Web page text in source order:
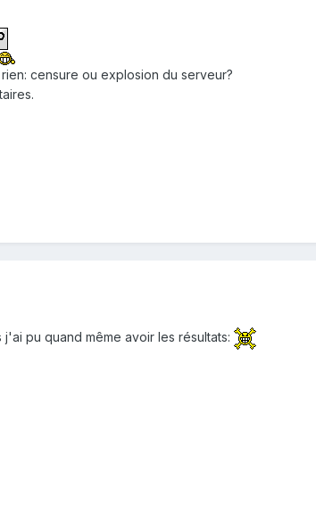
censure ou explosion du serveur?
j'ai pu quand même avoir les résultats: